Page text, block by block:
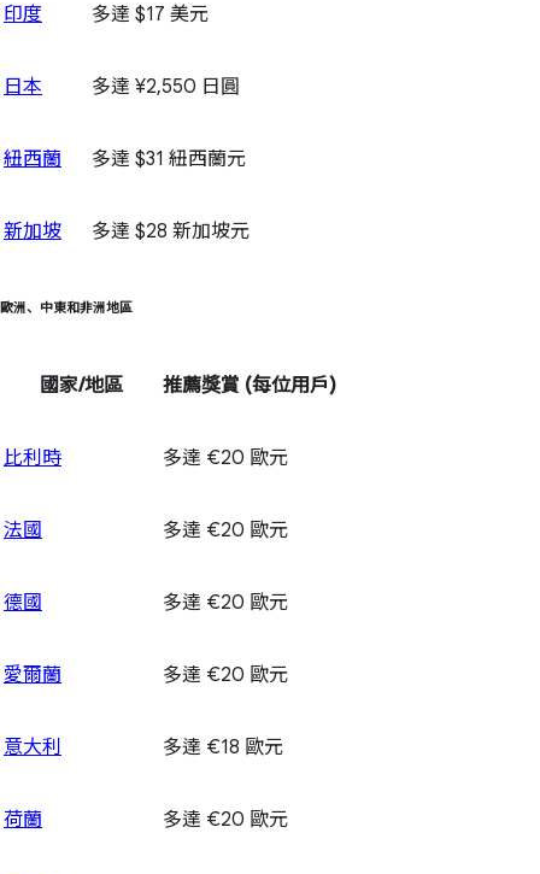
印度 多達 $17 美元
日本 多達 ¥2,550 日圓
紐西蘭 多達 $31 紐西蘭元
新加坡 多達 $28 新加坡元
歐洲、中東和非洲地區
國家/地區 推薦獎賞 (每位用戶)
比利時 多達 €20 歐元
法國 多達 €20 歐元
德國 多達 €20 歐元
愛爾蘭 多達 €20 歐元
意大利 多達 €18 歐元
荷蘭 多達 €20 歐元